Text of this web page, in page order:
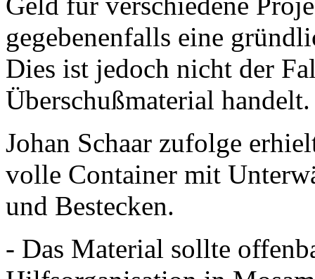
gegebenenfalls eine
Dies ist jedoch nicht der
Überschußmaterial handelt.
Johan Schaar zufolge
volle Container mit
und Bestecken.
- Das Material sollte